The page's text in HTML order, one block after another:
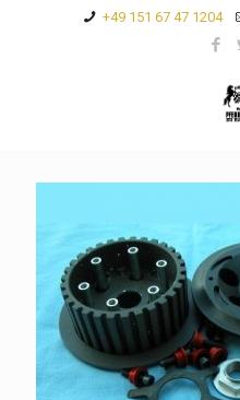
+49 151 67 47 1204